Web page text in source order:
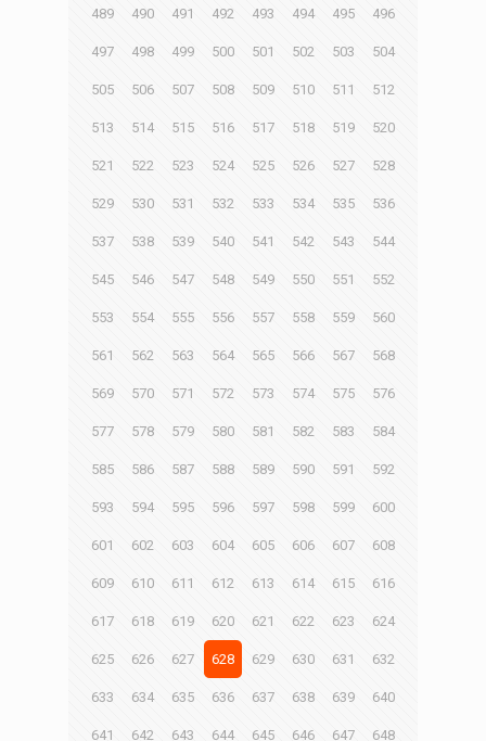
489 490 491 492 493 494 495 496
497 498 499 500 501 502 503 504
505 506 507 508 509 510 511 512
513 514 515 516 517 518 519 520
521 522 523 524 525 526 527 528
529 530 531 532 533 534 535 536
537 538 539 540 541 542 543 544
545 546 547 548 549 550 551 552
553 554 555 556 557 558 559 560
561 562 563 564 565 566 567 568
569 570 571 572 573 574 575 576
577 578 579 580 581 582 583 584
585 586 587 588 589 590 591 592
593 594 595 596 597 598 599 600
601 602 603 604 605 606 607 608
609 610 611 612 613 614 615 616
617 618 619 620 621 622 623 624
625 626 627 628 629 630 631 632
633 634 635 636 637 638 639 640
641 642 643 644 645 646 647 648